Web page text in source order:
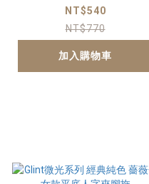
字夾腳拖
NT$540
NT$770
加入購物車